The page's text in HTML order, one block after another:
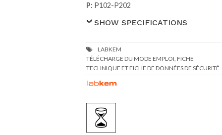
P: P102-P202
SHOW SPECIFICATIONS
TÉLÉCHARGE DU MODE EMPLOI, FICHE
TECHNIQUE ET FICHE DE DONNÉES DE SÉCURITÉ